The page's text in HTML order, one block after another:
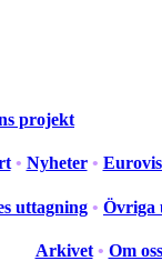
projekt
• Nyheter •
uttagning • Övriga
Arkivet • Om oss